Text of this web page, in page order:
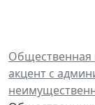
Общественная
акцент с